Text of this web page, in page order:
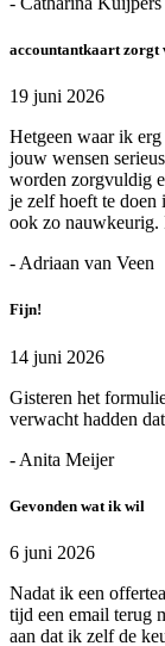
accountantkaart zorgt
19 juni 2026
Hetgeen waar ik
jouw wensen
worden zorgvuldig
je zelf hoeft te doen
ook zo nauwkeurig.
- Adriaan van Veen
Fijn!
14 juni 2026
Gisteren het
verwacht hadden
- Anita Meijer
Gevonden wat ik wil
6 juni 2026
Nadat ik een
tijd een email terug
aan dat ik zelf de